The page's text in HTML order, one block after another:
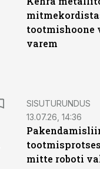
tootmishoone
varem
ST
SISUTURUNDUS
13.07.26, 14:36
mitte roboti